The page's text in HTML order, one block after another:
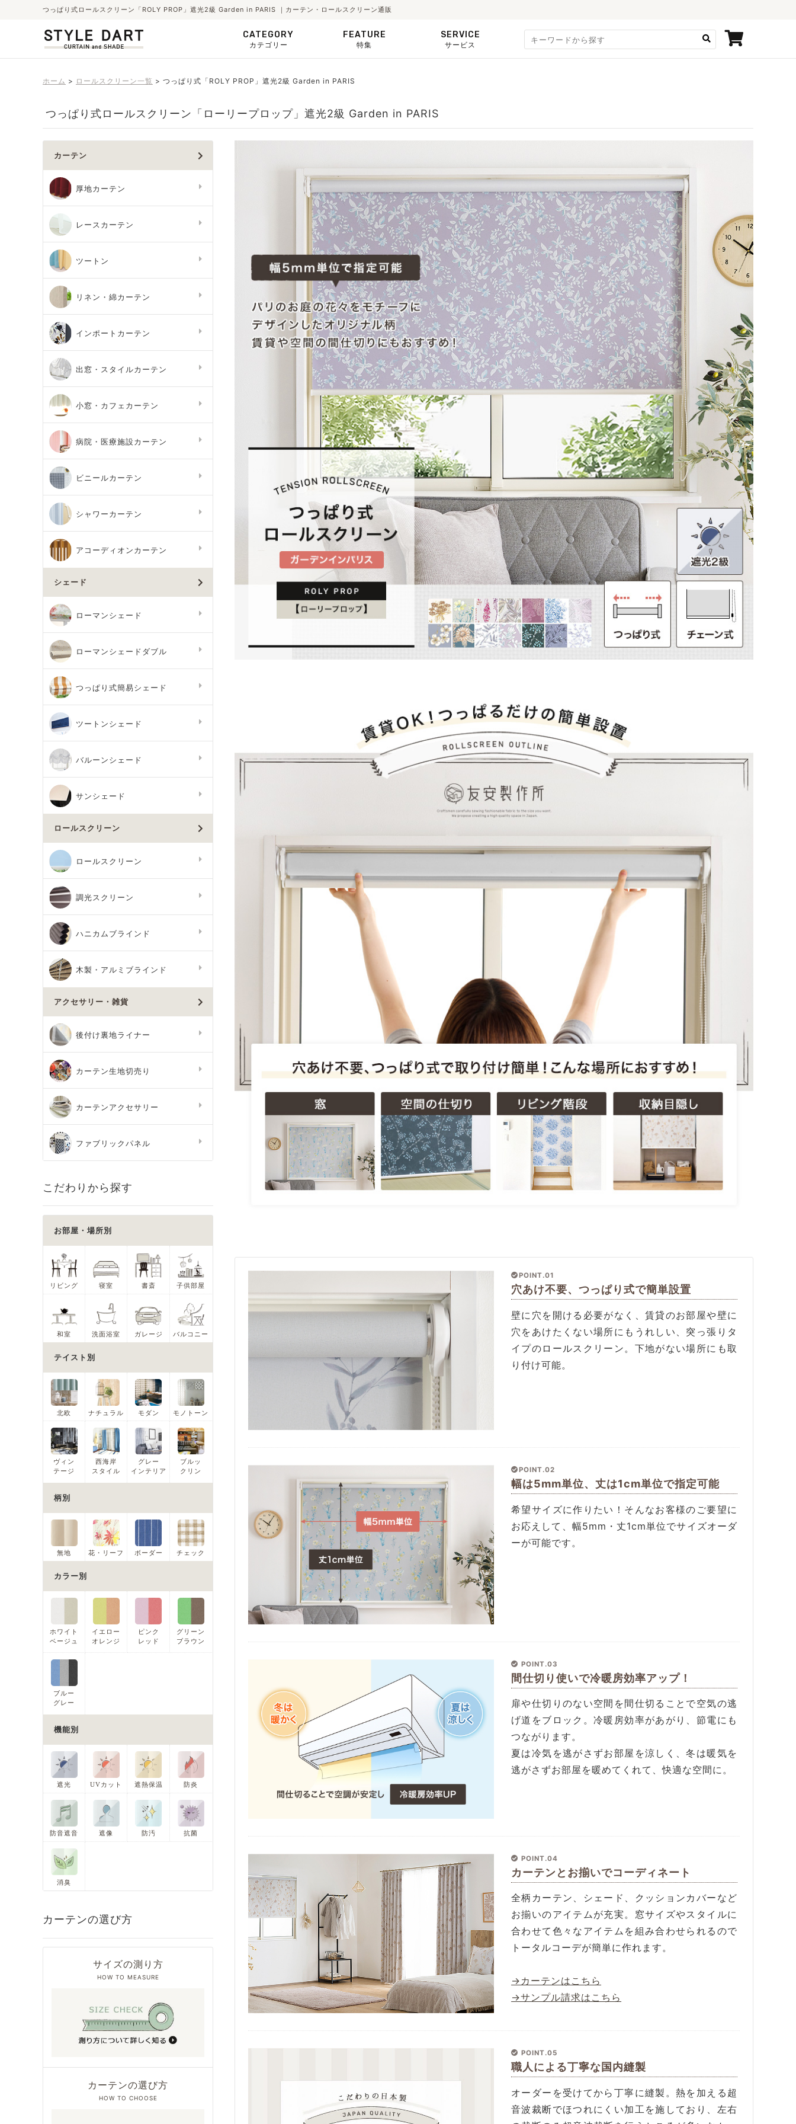
つっぱり式ロールスクリーン「ROLY PROP」遮光2級 Garden in PARIS ｜カーテン・ロールスクリーン通販
CATEGORY
カテゴリー
FEATURE
特集
SERVICE
サービス
ホーム ロールスクリーン一覧 つっぱり式「ROLY PROP」遮光2級 Garden in PARIS
つっぱり式ロールスクリーン「ローリープロップ」遮光2級 Garden in PARIS
POINT.01
穴あけ不要、つっぱり式で簡単設置
壁に穴を開ける必要がなく、賃貸のお部屋や壁に
穴をあけたくない場所にもうれしい、突っ張りタ
イプのロールスクリーン。下地がない場所にも取
り付け可能。
POINT.02
幅は5mm単位、丈は1cm単位で指定可能
希望サイズに作りたい！そんなお客様のご要望に
お応えして、幅5mm・丈1cm単位でサイズオーダ
ーが可能です。
POINT.03
間仕切り使いで冷暖房効率アップ！
扉や仕切りのない空間を間仕切ることで空気の逃
げ道をブロック。冷暖房効率があがり、節電にも
つながります。
夏は冷気を逃がさずお部屋を涼しく、冬は暖気を
逃がさずお部屋を暖めてくれて、快適な空間に。
POINT.04
カーテンとお揃いでコーディネート
全柄カーテン、シェード、クッションカバーなど
お揃いのアイテムが充実。窓サイズやスタイルに
合わせて色々なアイテムを組み合わせられるので
トータルコーデが簡単に作れます。
→カーテンはこちら
→サンプル請求はこちら
POINT.05
職人による丁寧な国内縫製
オーダーを受けてから丁寧に縫製。熱を加える超
音波裁断でほつれにくい加工を施しており、左右
カーテン
厚地カーテン
レースカーテン
ツートン
リネン・綿カーテン
インポートカーテン
出窓・スタイルカーテン
小窓・カフェカーテン
病院・医療施設カーテン
ビニールカーテン
シャワーカーテン
アコーディオンカーテン
シェード
ローマンシェード
ローマンシェードダブル
つっぱり式簡易シェード
ツートンシェード
バルーンシェード
サンシェード
ロールスクリーン
ロールスクリーン
調光スクリーン
ハニカムブラインド
木製・アルミブラインド
アクセサリー・雑貨
後付け裏地ライナー
カーテン生地切売り
カーテンアクセサリー
ファブリックパネル
こだわりから探す
お部屋・場所別
リビング 寝室 書斎 子供部屋
和室 洗面浴室 ガレージ バルコニー
テイスト別
北欧 ナチュラル モダン モノトーン
ヴィン
テージ
西海岸
スタイル
グレー
インテリア
ブルッ
クリン
柄別
無地 花・リーフ ボーダー チェック
カラー別
ホワイト
ベージュ
イエロー
オレンジ
ピンク
レッド
グリーン
ブラウン
ブルー
グレー
機能別
遮光 UVカット 遮熱保温 防炎
防音遮音 遮像 防汚 抗菌
消臭
カーテンの選び方
サイズの測り方
HOW TO MEASURE
カーテンの選び方
HOW TO CHOOSE